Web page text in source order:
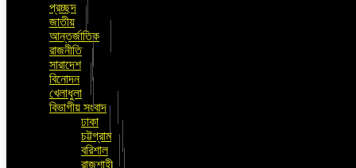
প্রচ্ছদ
জাতীয়
আন্তর্জাতিক
রাজনীতি
সারাদেশ
বিনোদন
খেলাধুলা
বিভাগীয় সংবাদ
ঢাকা
চট্টগ্রাম
বরিশাল
রাজশাহী